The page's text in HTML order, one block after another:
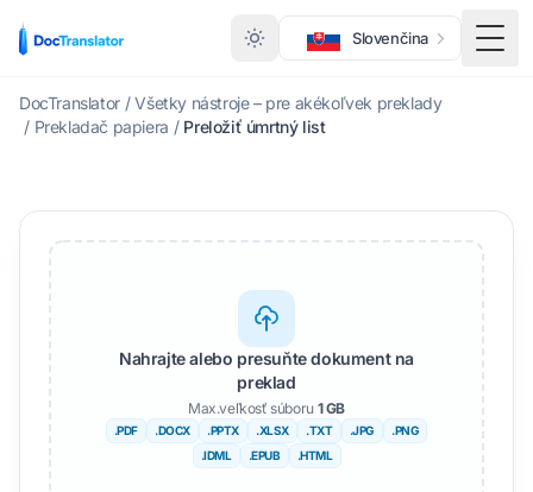
Slovenčina
DocTranslator / Všetky nástroje – pre akékoľvek preklady
/ Prekladač papiera / Preložiť úmrtný list
Nahrajte alebo presuňte dokument na
preklad
Max.veľkosť súboru 1 GB
.PDF .DOCX .PPTX .XLSX .TXT .JPG
.PNG
.IDML
.EPUB .HTML